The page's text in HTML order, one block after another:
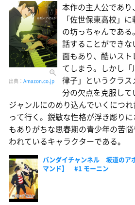
出典： Amazon.co.jp
本作の主人公であ
「佐世保東高校」
の坊っちゃんであ
話することができ
面もあり、酷いス
てしまう。しかし
律子」というクラ
分の欠点を克服して
ジャンルにのめり込んでいくにつ
って行く。鋭敏な性格が浮き彫り
もありがちな思春期の青少年の苦
われているキャラクターである。
バンダイチャンネル 坂道のア
マンド】 #1 モーニン